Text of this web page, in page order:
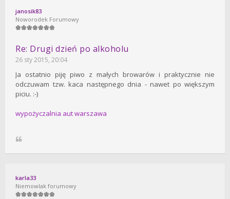
janosik83
Noworodek Forumowy
Re: Drugi dzień po alkoholu
26 sty 2015, 20:04
Ja ostatnio piję piwo z małych browarów i praktycznie nie
odczuwam tzw. kaca następnego dnia - nawet po większym
piciu. :-)
wypożyczalnia aut warszawa
karla33
Niemowlak forumowy